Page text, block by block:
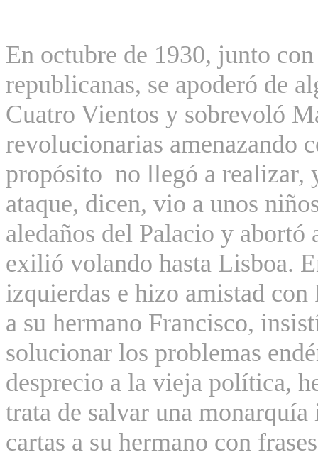
En octubre de 1930, junto
republicanas, se apoderó de
Cuatro Vientos y sobrevoló
revolucionarias amenazando
propósito no llegó a realizar,
ataque, dicen, vio a unos
aledaños del Palacio y
exilió volando hasta Lisboa.
izquierdas e hizo amistad con
a su hermano Francisco,
solucionar los problemas
desprecio a la vieja política,
trata de salvar una
cartas a su hermano con